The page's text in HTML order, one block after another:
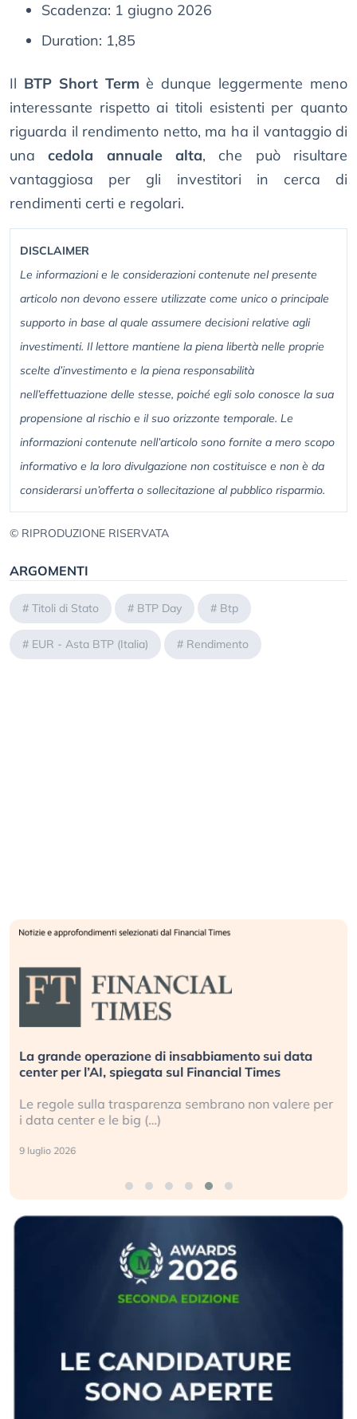
Scadenza: 1 giugno 2026
Duration: 1,85
Il BTP Short Term è dunque leggermente meno
interessante rispetto ai titoli esistenti per quanto
riguarda il rendimento netto, ma ha il vantaggio di
unacedola annuale alta, che può risultare
vantaggiosa per gli investitori in cerca di
rendimenti certi e regolari.
DISCLAIMER
Le informazioni e le considerazioni contenute nel presente
articolo non devono essere utilizzate come unico o principale
supporto in base al quale assumere decisioni relative agli
investimenti. Il lettore mantiene la piena libertà nelle proprie
scelte d’investimento e la piena responsabilità
nell’effettuazione delle stesse, poiché egli solo conosce la sua
propensione al rischio e il suo orizzonte temporale. Le
informazioni contenute nell’articolo sono fornite a mero scopo
informativo e la loro divulgazione non costituisce e non è da
considerarsi un’offerta o sollecitazione al pubblico risparmio.
© RIPRODUZIONE RISERVATA
ARGOMENTI
# Titoli di Stato # BTP Day # Btp
# EUR - Asta BTP (Italia) # Rendimento
La grande operazione di insabbiamento sui data
center per l’AI, spiegata sul Financial Times
Le regole sulla trasparenza sembrano non valere per
i data center e le big (…)
9 luglio 2026